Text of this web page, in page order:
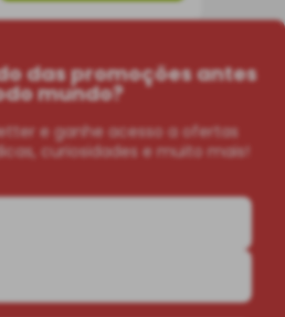
das promoções antes
mundo?
e ganhe acesso a ofertas
curiosidades e muito mais!